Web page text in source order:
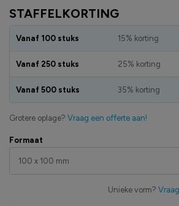
Formaat
Unieke vorm?
STAFFELKORTING
Vanaf 100 stuks 15% korting
Vanaf 250 stuks 25% korting
Vanaf 500 stuks 35% korting
Grotere oplage? Vraag een offerte aan!